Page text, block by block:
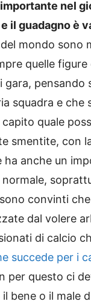
importante nel
il guadagno è
mondo sono
quelle
pensando
squadra e che
quale
smentite, con
ha anche un
normale,
convinti
dal volere
di calcio
succede per i
per questo ci
bene o il male